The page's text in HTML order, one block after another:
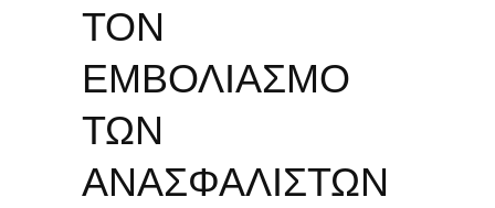
ΤΟΝ
ΕΜΒΟΛΙΑΣΜΟ
ΤΩΝ
ΑΝΑΣΦΑΛΙΣΤΩΝ